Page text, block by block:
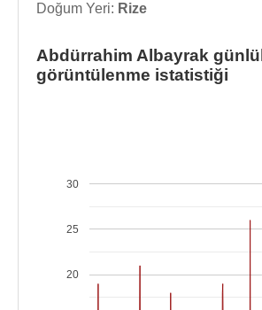
Doğum Yeri: Rize
Abdürrahim Albayrak
görüntülenme istatistiği
20
25
30